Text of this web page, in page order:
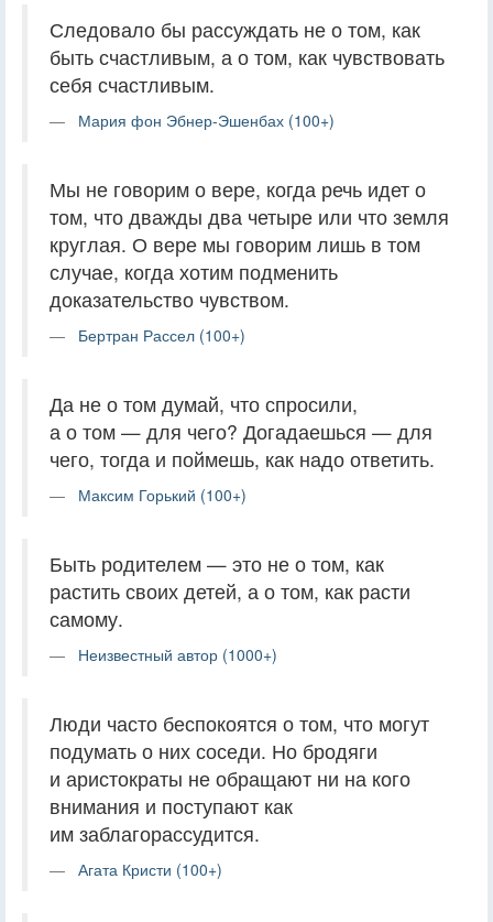
Следовало бы рассуждать не о том, как
быть счастливым, а о том, как чувствовать
себя счастливым.
Мария фон Эбнер-Эшенбах (100+)
Мы не говорим о вере, когда речь идет о
том, что дважды два четыре или что земля
круглая. О вере мы говорим лишь в том
случае, когда хотим подменить
доказательство чувством.
Бертран Рассел (100+)
Да не о том думай, что спросили,
а о том — для чего? Догадаешься — для
чего, тогда и поймешь, как надо ответить.
Максим Горький (100+)
Быть родителем — это не о том, как
растить своих детей, а о том, как расти
самому.
Неизвестный автор (1000+)
Люди часто беспокоятся о том, что могут
подумать о них соседи. Но бродяги
и аристократы не обращают ни на кого
внимания и поступают как
им заблагорассудится.
Агата Кристи (100+)